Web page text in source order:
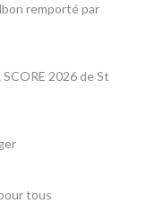
remporté par
2026 de St
tous